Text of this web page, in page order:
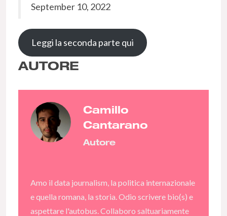
September 10, 2022
Leggi la seconda parte qui
AUTORE
Camillo
Cantarano
Autore
Amo il data journalism, la politica internazionale
e quella romana, la storia. Odio scrivere bio(s) e
aspettare l'autobus. Collaboro saltuariamente